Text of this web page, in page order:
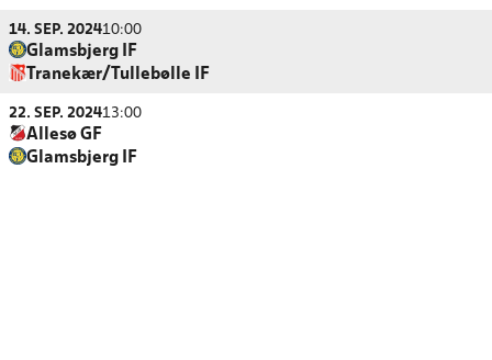
14. SEP. 202410:00
Glamsbjerg IF
Tranekær/Tullebølle IF
22. SEP. 202413:00
Allesø GF
Glamsbjerg IF